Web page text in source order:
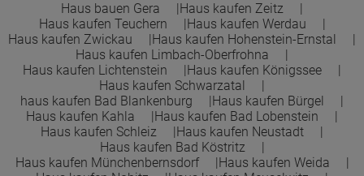
Town &Country Haus Lizenzgeber GmbH
Haus bauen Gera
Haus kaufen Zeitz
Haus kaufen Teuchern
Haus kaufen Werdau
Haus kaufen Zwickau
Haus kaufen Hohenstein-Ernstal
Haus kaufen Limbach-Oberfrohna
Haus kaufen Lichtenstein
Haus kaufen Königssee
Haus kaufen Schwarzatal
haus kaufen Bad Blankenburg
Haus kaufen Bürgel
Haus kaufen Kahla
Haus kaufen Bad Lobenstein
Haus kaufen Schleiz
Haus kaufen Neustadt
Haus kaufen Bad Köstritz
Haus kaufen Münchenbernsdorf
Haus kaufen Weida